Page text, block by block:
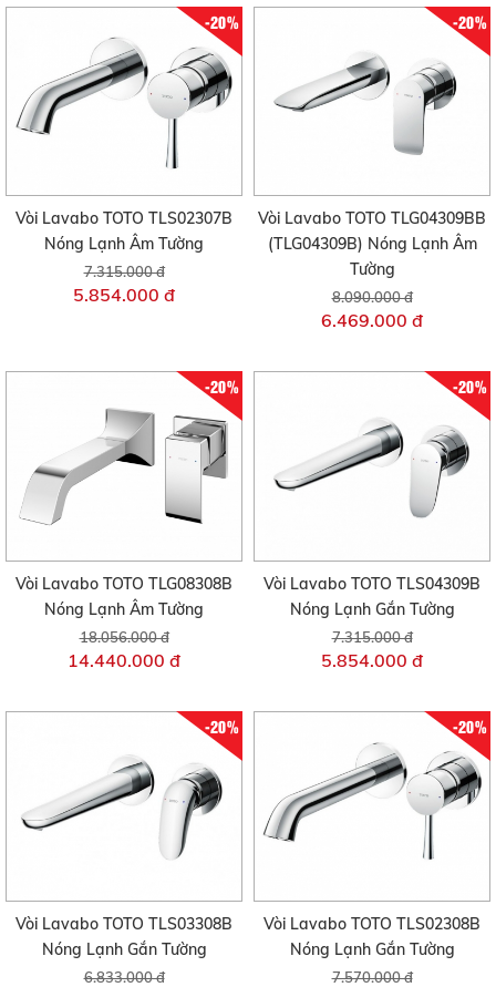
-20%
Vòi Lavabo TOTO TLS02307B
Nóng Lạnh Âm Tường
7.315.000 đ
5.854.000 đ
-20%
Vòi Lavabo TOTO TLG04309BB
(TLG04309B) Nóng Lạnh Âm
Tường
8.090.000 đ
6.469.000 đ
-20%
Vòi Lavabo TOTO TLG08308B
Nóng Lạnh Âm Tường
18.056.000 đ
14.440.000 đ
-20%
Vòi Lavabo TOTO TLS04309B
Nóng Lạnh Gắn Tường
7.315.000 đ
5.854.000 đ
-20%
Vòi Lavabo TOTO TLS03308B
Nóng Lạnh Gắn Tường
6.833.000 đ
-20%
Vòi Lavabo TOTO TLS02308B
Nóng Lạnh Gắn Tường
7.570.000 đ